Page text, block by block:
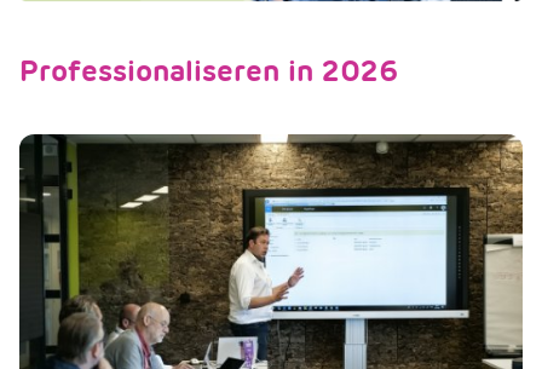
Professionaliseren in 2026